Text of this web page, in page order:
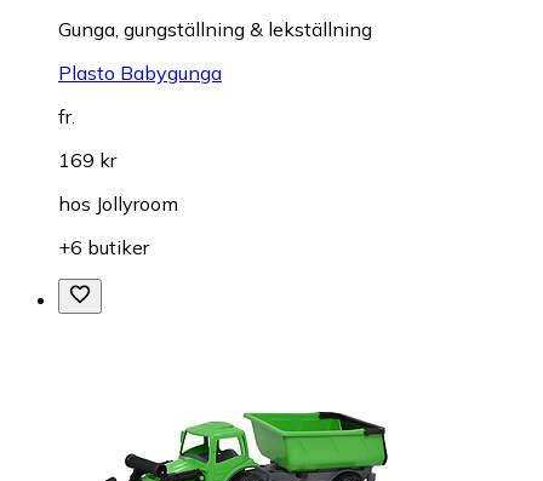
Gunga, gungställning & lekställning
Plasto Babygunga
fr.
169 kr
hos Jollyroom
+6 butiker